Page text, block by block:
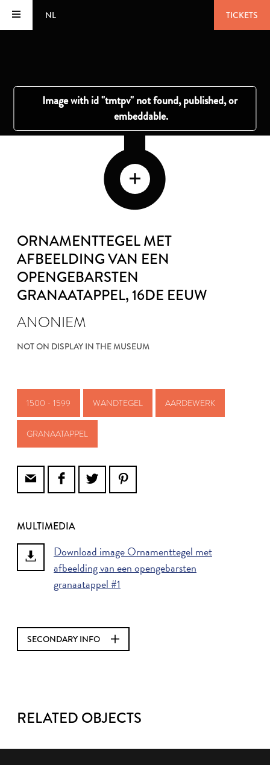
NL TICKETS
ORNAMENTTEGEL MET
AFBEELDING VAN EEN
OPENGEBARSTEN
GRANAATAPPEL, 16DE EEUW
ANONIEM
NOT ON DISPLAY IN THE MUSEUM
1500 - 1599 WANDTEGEL AARDEWERK
GRANAATAPPEL
MULTIMEDIA
Download image Ornamenttegel met
afbeelding van een opengebarsten
granaatappel #1
SECONDARY INFO
RELATED OBJECTS